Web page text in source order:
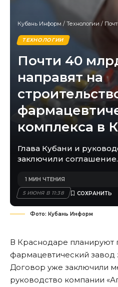
Кубань Информ / Технологии / Почти 40
ТЕХНОЛОГИИ
Почти 40
направят на
комплекса в
Глава Кубани и
заключили соглашение.
5 ИЮНЯ В 11:38
1 МИН ЧТЕНИЯ
Фото: Кубань Информ
В Краснодаре планируют
фармацевтический завод
Договор уже заключили
руководство компании